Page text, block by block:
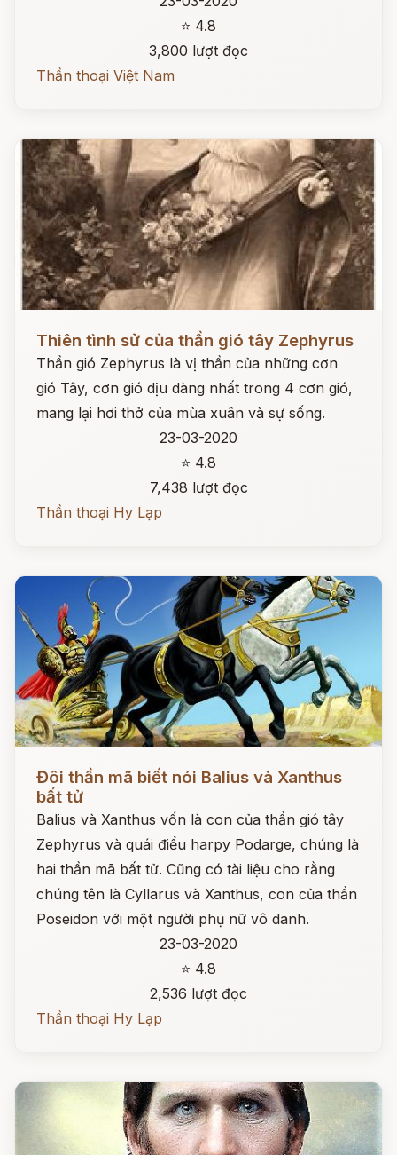
⭐ 4.8
3,800 lượt đọc
Thần thoại Việt Nam
Thiên tình sử của thần gió tây Zephyrus
Thần gió Zephyrus là vị thần của những cơn
gió Tây, cơn gió dịu dàng nhất trong 4 cơn gió,
mang lại hơi thở của mùa xuân và sự sống.
23-03-2020
⭐ 4.8
7,438 lượt đọc
Thần thoại Hy Lạp
Đôi thần mã biết nói Balius và Xanthus
bất tử
Balius và Xanthus vốn là con của thần gió tây
Zephyrus và quái điểu harpy Podarge, chúng là
hai thần mã bất tử. Cũng có tài liệu cho rằng
chúng tên là Cyllarus và Xanthus, con của thần
Poseidon với một người phụ nữ vô danh.
23-03-2020
⭐ 4.8
2,536 lượt đọc
Thần thoại Hy Lạp